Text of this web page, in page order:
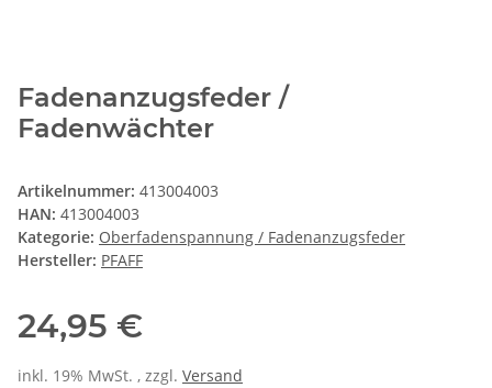
Fadenanzugsfeder /
Fadenwächter
Artikelnummer: 413004003
HAN: 413004003
Kategorie: Oberfadenspannung / Fadenanzugsfeder
Hersteller: PFAFF
24,95 €
inkl. 19% MwSt. , zzgl. Versand